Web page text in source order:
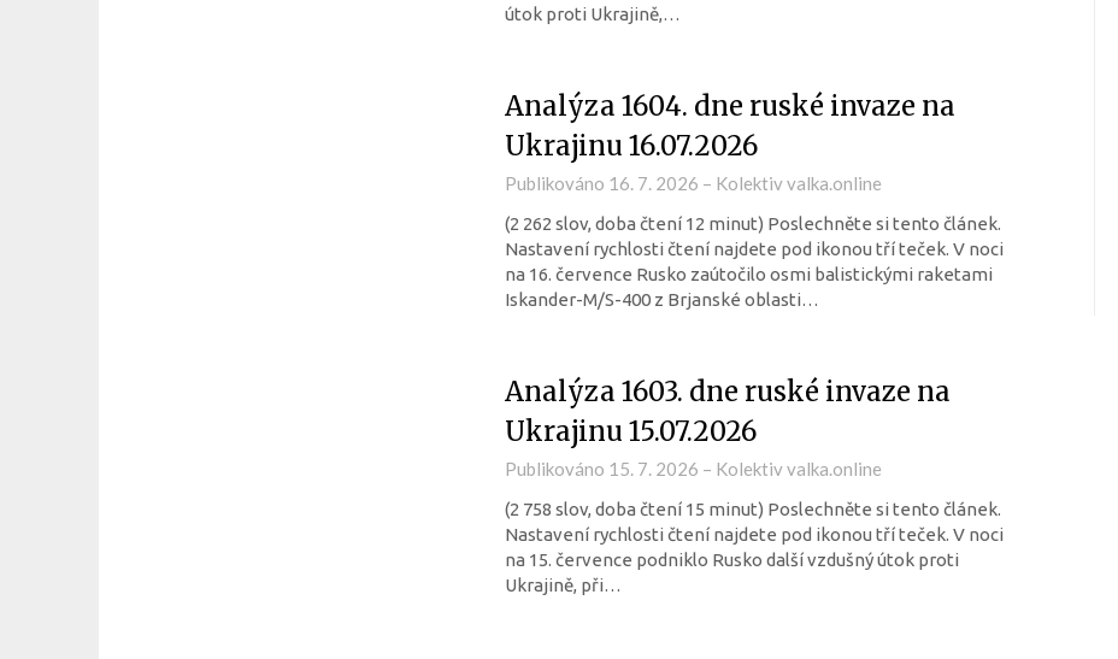
útok proti Ukrajině,…
Analýza 1604. dne ruské invaze na
Ukrajinu 16.07.2026
Publikováno 16. 7. 2026 – Kolektiv valka.online
(2 262 slov, doba čtení 12 minut) Poslechněte si tento článek.
Nastavení rychlosti čtení najdete pod ikonou tří teček. V noci
na 16. července Rusko zaútočilo osmi balistickými raketami
Iskander-M/S-400 z Brjanské oblasti…
Analýza 1603. dne ruské invaze na
Ukrajinu 15.07.2026
Publikováno 15. 7. 2026 – Kolektiv valka.online
(2 758 slov, doba čtení 15 minut) Poslechněte si tento článek.
Nastavení rychlosti čtení najdete pod ikonou tří teček. V noci
na 15. července podniklo Rusko další vzdušný útok proti
Ukrajině, při…